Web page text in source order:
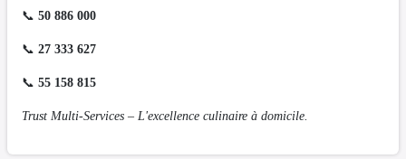
📞 50 886 000
📞 27 333 627
📞 55 158 815
Trust Multi-Services – L'excellence culinaire à domicile.